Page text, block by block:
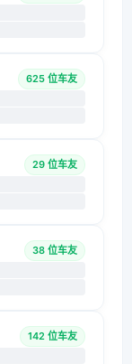
625 位车友
29 位车友
38 位车友
142 位车友